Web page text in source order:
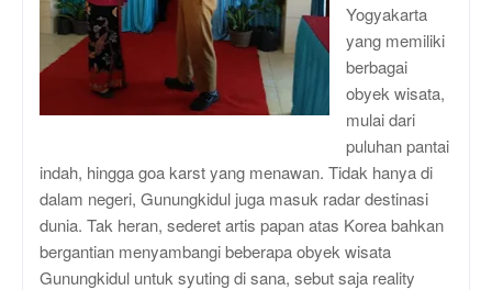
Yogyakarta
yang memiliki
berbagai
obyek wisata,
mulai dari
puluhan pantai
indah, hingga goa karst yang menawan. Tidak hanya di
dalam negeri, Gunungkidul juga masuk radar destinasi
dunia. Tak heran, sederet artis papan atas Korea bahkan
bergantian menyambangi beberapa obyek wisata
Gunungkidul untuk syuting di sana, sebut saja reality